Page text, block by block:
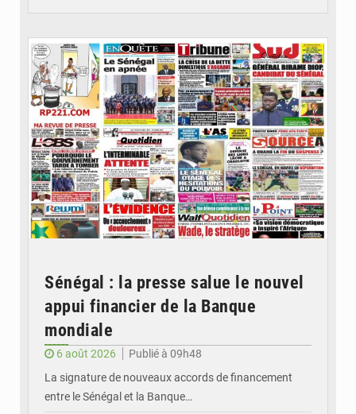
Sénégal : la presse salue le nouvel
appui financier de la Banque
mondiale
6 août 2026
Publié à 09h48
La signature de nouveaux accords de financement
entre le Sénégal et la Banque…